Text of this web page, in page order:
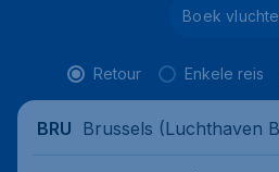
Boek
Retour Enkele reis
BRU Brussels (Luchthaven